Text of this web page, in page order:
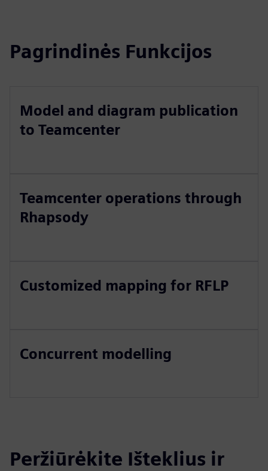
Pagrindinės Funkcijos
Model and diagram publication
to Teamcenter
Teamcenter operations through
Rhapsody
Customized mapping for RFLP
Concurrent modelling
Peržiūrėkite Išteklius ir